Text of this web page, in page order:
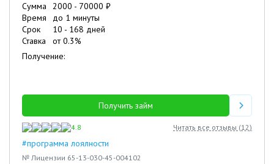
Сумма 2000 - 70000 ₽
Время
до 1 минуты
Срок
10 - 168 дней
Ставка
от0.3%
Получение:
Получить займ
4.8 Читать все отзывы (12)
#программа лоялности
№ Лицензии 65-13-030-45-004102